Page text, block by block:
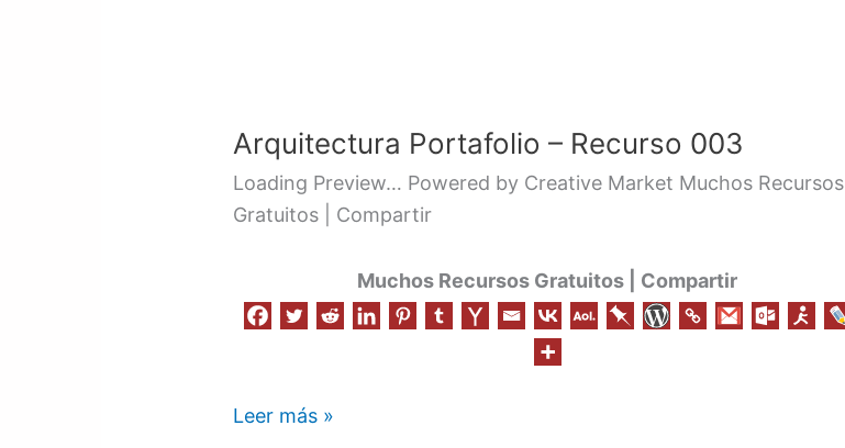
Arquitectura Portafolio – Recurso 003
Loading Preview… Powered by Creative Market Muchos Recursos
Gratuitos | Compartir
Muchos Recursos Gratuitos | Compartir
–
Recurso
003
Leer más »